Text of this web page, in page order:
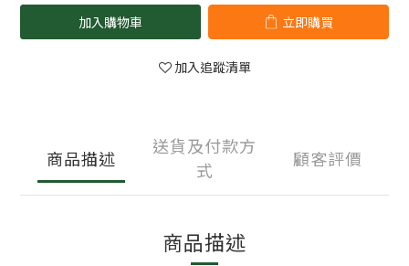
加入購物車 立即購買
加入追蹤清單
商品描述
送貨及付款方
式
顧客評價
商品描述